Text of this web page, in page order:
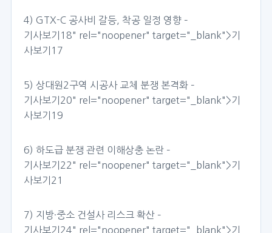
4) GTX-C 공사비 갈등, 착공 일정 영향 –
기사보기18" rel="noopener" target="_blank">기
사보기17
5) 상대원2구역 시공사 교체 분쟁 본격화 –
기사보기20" rel="noopener" target="_blank">기
사보기19
6) 하도급 분쟁 관련 이해상충 논란 –
기사보기22" rel="noopener" target="_blank">기
사보기21
7) 지방·중소 건설사 리스크 확산 –
기사보기24" rel="noopener" target="_blank">기